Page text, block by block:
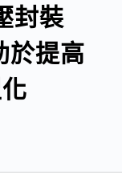
封裝
於提高